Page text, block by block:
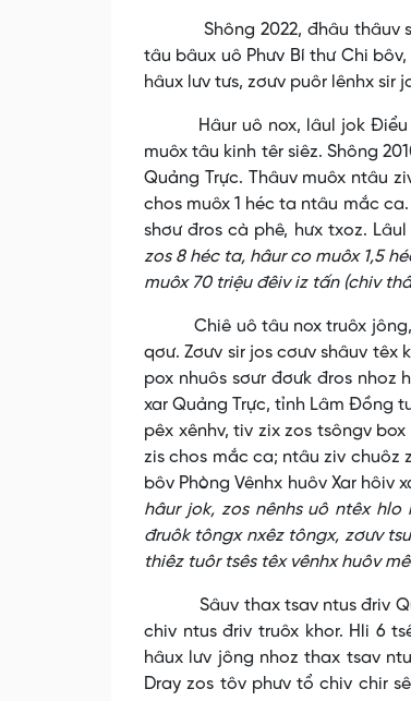
Shông 2022, đhâu thâuv so
tâu bâux uô Phưv Bí thư Chi
hâux lưv tưs, zơưv puôr lênhx sir
Hâur uô nox, lâul jok Điểu
muôx tâu kinh têr siêz. Shông
Quảng Trực. Thâuv muôx ntâu
chos muôx 1 héc ta ntâu mắc
shơư đros cà phê, hưx txoz.
zos 8 héc ta, hâur co muôx 1,5
muôx 70 triệu đêiv iz tấn (chiv
Chiê uô tâu nox truôx jông,
qơư. Zơưv sir jos cơưv shâuv têx
pox nhuôs sơưr đơưk đros nhoz
xar Quảng Trực, tỉnh Lâm Đồng
pêx xênhv, tiv zix zos tsôngv
zis chos mắc ca; ntâu ziv chuôz
bôv Phòng Vênhx huôv Xar hôiv
hâur jok, zos nênhs uô ntêx
đruôk tôngx nxêz tôngx, zơưv
thiêz tuôr tsês têx vênhx huôv
Sâuv thax tsav ntus đriv
chiv ntus đriv truôx khor. Hli 6
hâux lưv jông nhoz thax tsav
Dray zos tôv phưv tổ chiv chir